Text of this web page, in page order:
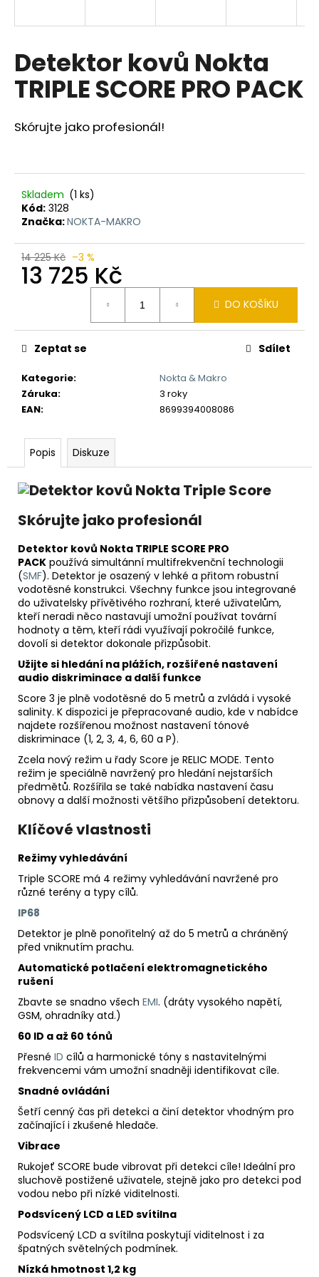
Detektor kovů Nokta
TRIPLE SCORE PRO PACK
Skórujte jako profesionál!
Skladem (1 ks)
Kód: 3128
Značka:NOKTA-MAKRO
14 225 Kč –3 %
13 725 Kč
DO KOŠÍKU
Kategorie:
Nokta & Makro
Záruka:
3 roky
EAN: 8699394008086
Zeptat se Sdílet
Popis Diskuze
Skórujte jako profesionál
Detektor kovů Nokta TRIPLE SCORE PRO
PACK používá simultánní multifrekvenční technologii
(SMF). Detektor je osazený v lehké a přitom robustní
vodotěsné konstrukci. Všechny funkce jsou integrované
do uživatelsky přívětivého rozhraní, které uživatelům,
kteří neradi něco nastavují umožní používat tovární
hodnoty a těm, kteří rádi využívají pokročilé funkce,
dovolí si detektor dokonale přizpůsobit.
Užijte si hledání na plážích, rozšířené nastavení
audio diskriminace a další funkce
Score 3 je plně vodotěsné do 5 metrů a zvládá i vysoké
salinity. K dispozici je přepracované audio, kde v nabídce
najdete rozšířenou možnost nastavení tónové
diskriminace (1, 2, 3, 4, 6, 60 a P).
Zcela nový režim u řady Score je RELIC MODE. Tento
režim je speciálně navržený pro hledání nejstarších
předmětů. Rozšířila se také nabídka nastavení času
obnovy a další možnosti většího přizpůsobení detektoru.
Klíčové vlastnosti
Režimy vyhledávání
Triple SCORE má 4 režimy vyhledávání navržené pro
různé terény a typy cílů.
IP68
Detektor je plně ponořitelný až do 5 metrů a chráněný
před vniknutím prachu.
Automatické potlačení elektromagnetického
rušení
Zbavte se snadno všech EMI. (dráty vysokého napětí,
GSM, ohradníky atd.)
60 ID a až 60 tónů
Přesné ID cílů a harmonické tóny s nastavitelnými
frekvencemi vám umožní snadněji identifikovat cíle.
Snadné ovládání
Šetří cenný čas při detekci a činí detektor vhodným pro
začínající i zkušené hledače.
Vibrace
Rukojeť SCORE bude vibrovat při detekci cíle! Ideální pro
sluchově postižené uživatele, stejně jako pro detekci pod
vodou nebo při nízké viditelnosti.
Podsvícený LCD a LED svítilna
Podsvícený LCD a svítilna poskytují viditelnost i za
špatných světelných podmínek.
Nízká hmotnost 1,2 kg
í
t
?
D
o
p
o
u
m
e
DETEKTOR
KOVU
MINELAB
700
MINELAB
PRO-
40
ZDARMA)
21
990
Kč
Původně:
22
490